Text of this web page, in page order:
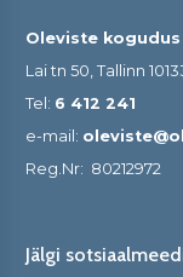
Oleviste kogudus
Lai tn 50, Tallinn
Tel: 6 412 241
e-mail:
Reg.Nr: 80212972
Jälgi